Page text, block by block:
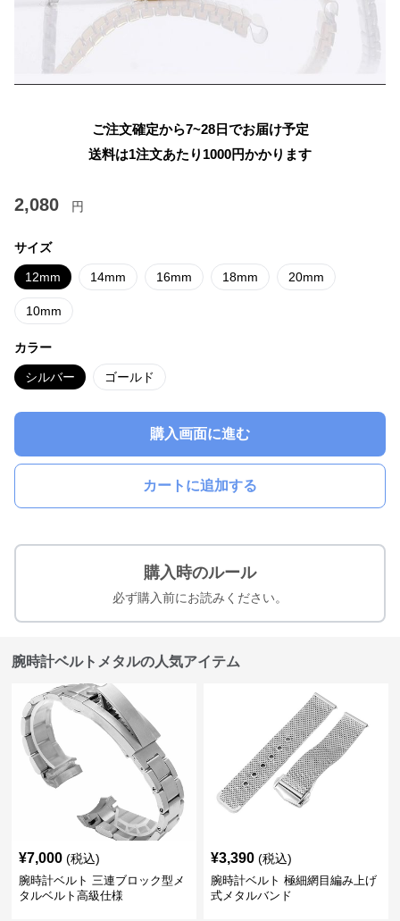
ご注文確定から7~28日でお届け予定
送料は1注文あたり 1000円かかります
2,080 円
サイズ
12mm 14mm 16mm 18mm 20mm
10mm
カラー
シルバー ゴールド
購入画面に進む
カートに追加する
購入時のルール
必ず購入前にお読みください。
腕時計ベルトメタルの人気アイテム
¥7,000 (税込)
腕時計ベルト 三連ブロック型メ
タルベルト高級仕様
¥3,390 (税込)
腕時計ベルト 極細網目編み上げ
式メタルバンド